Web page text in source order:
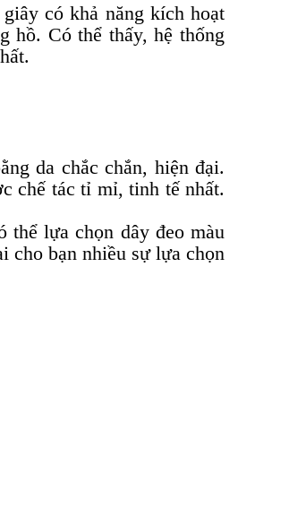
có khả năng kích hoạt
hồ. Có thể thấy, hệ thống
da chắc chắn, hiện đại.
chế tác tỉ mỉ, tinh tế nhất.
thể lựa chọn dây đeo màu
cho bạn nhiều sự lựa chọn